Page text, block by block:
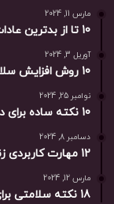
مارس 11, 2024
10 تا از بدترین عادات غذایی که سلامتی را به خطر می اندازد
آوریل 3, 2024
10 روش افزایش سلامت روانی و تعمیم مشاوره به دیگران
نوامبر 25, 2024
10 نکته ساده برای دور ماندن از بیماری ها
دسامبر 8, 2024
12 مهارت کاربردی زندگی که لذت بخش هم هستند
مارس 12, 2024
18 نکته سلامتی برای یک سبک زندگی سالم